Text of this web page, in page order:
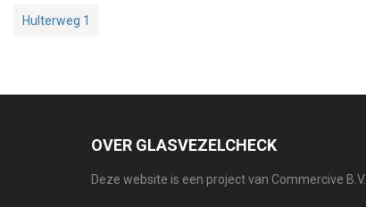
Hulterweg 1
OVER GLASVEZELCHECK
Deze website is een project van Commercive B.V.